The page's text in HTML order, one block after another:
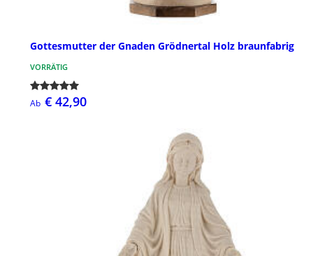
Gottesmutter der Gnaden Grödnertal Holz braunfabrig
VORRÄTIG
Ab € 42,90